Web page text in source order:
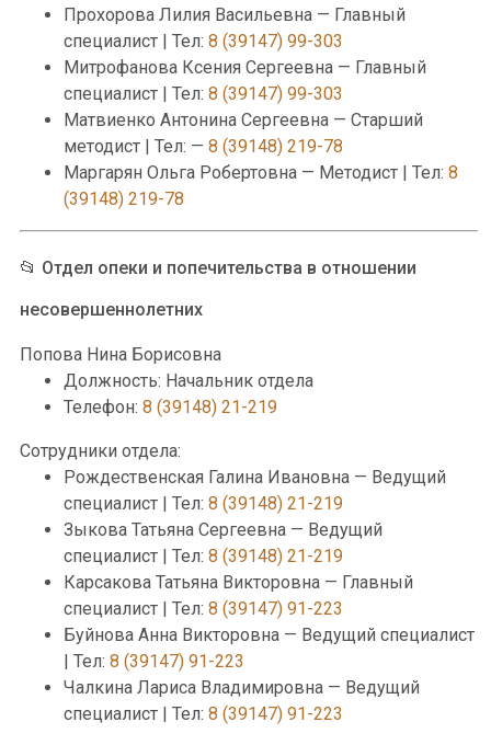
Прохорова Лилия Васильевна — Главный
специалист | Тел: 8 (39147) 99-303
Митрофанова Ксения Сергеевна — Главный
специалист | Тел: 8 (39147) 99-303
Матвиенко Антонина Сергеевна — Старший
методист | Тел: — 8 (39148) 219-78
Маргарян Ольга Робертовна — Методист | Тел: 8
(39148) 219-78
📂 Отдел опеки и попечительства в отношении
несовершеннолетних
Попова Нина Борисовна
Должность: Начальник отдела
Телефон: 8 (39148) 21-219
Сотрудники отдела:
Рождественская Галина Ивановна — Ведущий
специалист | Тел: 8 (39148) 21-219
Зыкова Татьяна Сергеевна — Ведущий
специалист | Тел: 8 (39148) 21-219
Карсакова Татьяна Викторовна — Главный
специалист | Тел: 8 (39147) 91-223
Буйнова Анна Викторовна — Ведущий специалист
| Тел: 8 (39147) 91-223
Чалкина Лариса Владимировна — Ведущий
специалист | Тел: 8 (39147) 91-223